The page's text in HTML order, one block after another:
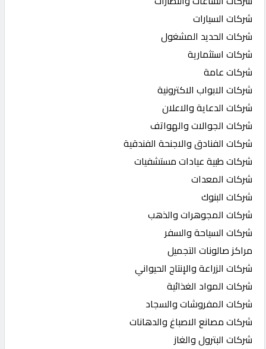
شركات السيارات
شركات الحديد المشغول
شركات استثمارية
شركات عامة
شركات الابواب الاكترونية
شركات الدعاية والاعلان
شركات الجوالات والهواتف
شركات الفنادق والاجنحة الفندقية
شركات طبية عيادات مستشفيات
شركات المعدات
شركات البنوك
شركات المجوهرات والذهب
شركات السياحة والسفر
مراكز صالونات التجميل
شركات الزراعة والإنتاج الحيواني
شركات المواد الغذائية
شركات المفروشات والسجاد
شركات مصانع الاصباغ والدهانات
شركات البترول والغاز